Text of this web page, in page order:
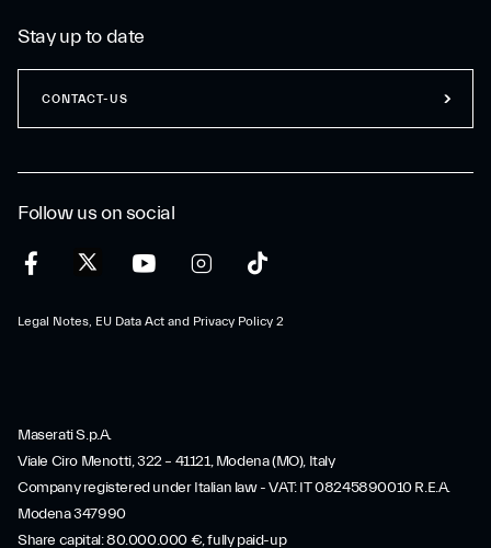
Follow us on social
Legal Notes, EU Data Act and Privacy Policy 2
Stay up to date
CONTACT-US
Maserati S.p.A.
Viale Ciro Menotti, 322 – 41121, Modena (MO), Italy
Company registered under Italian law - VAT: IT 08245890010 R.E.A.
Modena 347990
Share capital: 80.000.000 €, fully paid-up